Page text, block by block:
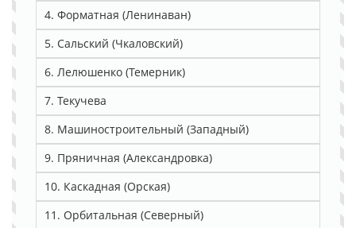
4. Форматная (Ленинаван)
5. Сальский (Чкаловский)
6. Лелюшенко (Темерник)
7. Текучева
8. Машиностроительный (Западный)
9. Пряничная (Александровка)
10. Каскадная (Орская)
11. Орбитальная (Северный)